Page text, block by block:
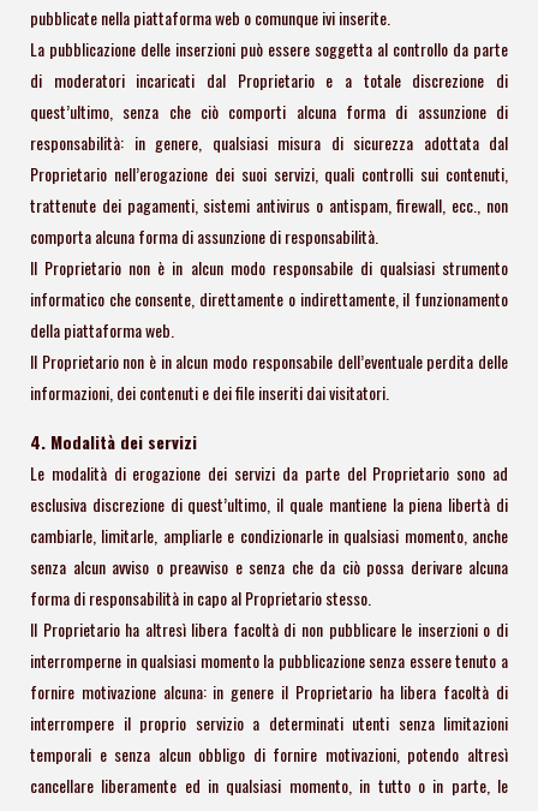
pubblicate nella piattaforma web o comunque ivi inserite.
La pubblicazione delle inserzioni può essere soggetta al controllo da parte
di moderatori incaricati dal Proprietario e a totale discrezione di
quest’ultimo, senza che ciò comporti alcuna forma di assunzione di
responsabilità: in genere, qualsiasi misura di sicurezza adottata dal
Proprietario nell’erogazione dei suoi servizi, quali controlli sui contenuti,
trattenute dei pagamenti, sistemi antivirus o antispam, firewall, ecc., non
comporta alcuna forma di assunzione di responsabilità.
Il Proprietario non è in alcun modo responsabile di qualsiasi strumento
informatico che consente, direttamente o indirettamente, il funzionamento
della piattaforma web.
Il Proprietario non è in alcun modo responsabile dell’eventuale perdita delle
informazioni, dei contenuti e dei file inseriti dai visitatori.
4. Modalità dei servizi
Le modalità di erogazione dei servizi da parte del Proprietario sono ad
esclusiva discrezione di quest’ultimo, il quale mantiene la piena libertà di
cambiarle, limitarle, ampliarle e condizionarle in qualsiasi momento, anche
senza alcun avviso o preavviso e senza che da ciò possa derivare alcuna
forma di responsabilità in capo al Proprietario stesso.
Il Proprietario ha altresì libera facoltà di non pubblicare le inserzioni o di
interromperne in qualsiasi momento la pubblicazione senza essere tenuto a
fornire motivazione alcuna: in genere il Proprietario ha libera facoltà di
interrompere il proprio servizio a determinati utenti senza limitazioni
temporali e senza alcun obbligo di fornire motivazioni, potendo altresì
cancellare liberamente ed in qualsiasi momento, in tutto o in parte, le